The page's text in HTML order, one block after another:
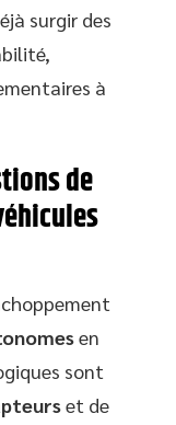
surgir des
à
de
en
sont
et de